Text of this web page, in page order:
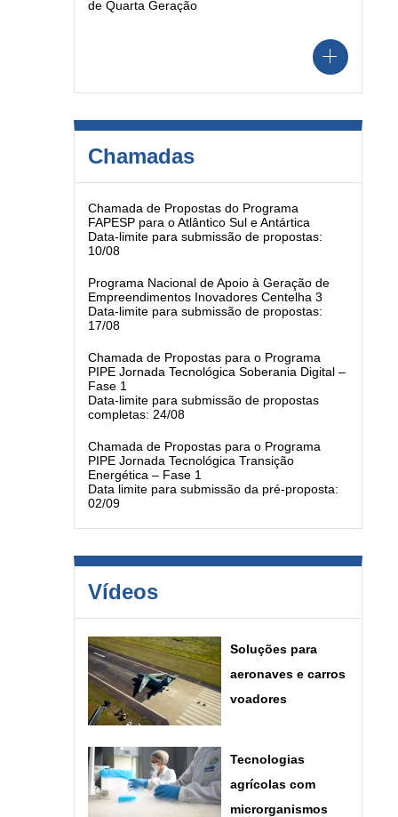
de Quarta Geração
Chamadas
Chamada de Propostas do Programa
FAPESP para o Atlântico Sul e Antártica
Data-limite para submissão de propostas:
10/08
Programa Nacional de Apoio à Geração de
Empreendimentos Inovadores Centelha 3
Data-limite para submissão de propostas:
17/08
Chamada de Propostas para o Programa
PIPE Jornada Tecnológica Soberania Digital –
Fase 1
Data-limite para submissão de propostas
completas: 24/08
Chamada de Propostas para o Programa
PIPE Jornada Tecnológica Transição
Energética – Fase 1
Data limite para submissão da pré-proposta:
02/09
Vídeos
Soluções para
aeronaves e carros
voadores
Tecnologias
agrícolas com
microrganismos